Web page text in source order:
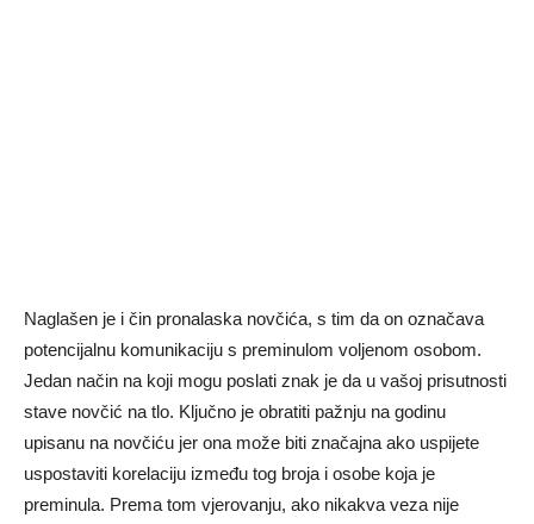
Naglašen je i čin pronalaska novčića, s tim da on označava
potencijalnu komunikaciju s preminulom voljenom osobom.
Jedan način na koji mogu poslati znak je da u vašoj prisutnosti
stave novčić na tlo. Ključno je obratiti pažnju na godinu
upisanu na novčiću jer ona može biti značajna ako uspijete
uspostaviti korelaciju između tog broja i osobe koja je
preminula. Prema tom vjerovanju, ako nikakva veza nije